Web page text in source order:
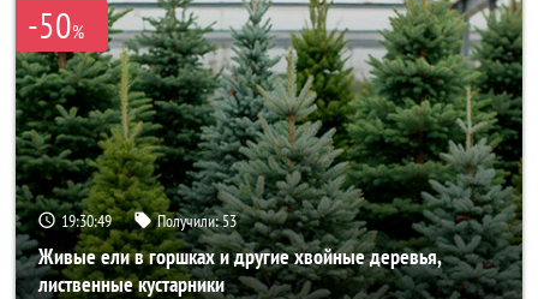
-50%
19:30:48 Получили:53
Живые ели в горшках и другие хвойные деревья,
лиственные кустарники